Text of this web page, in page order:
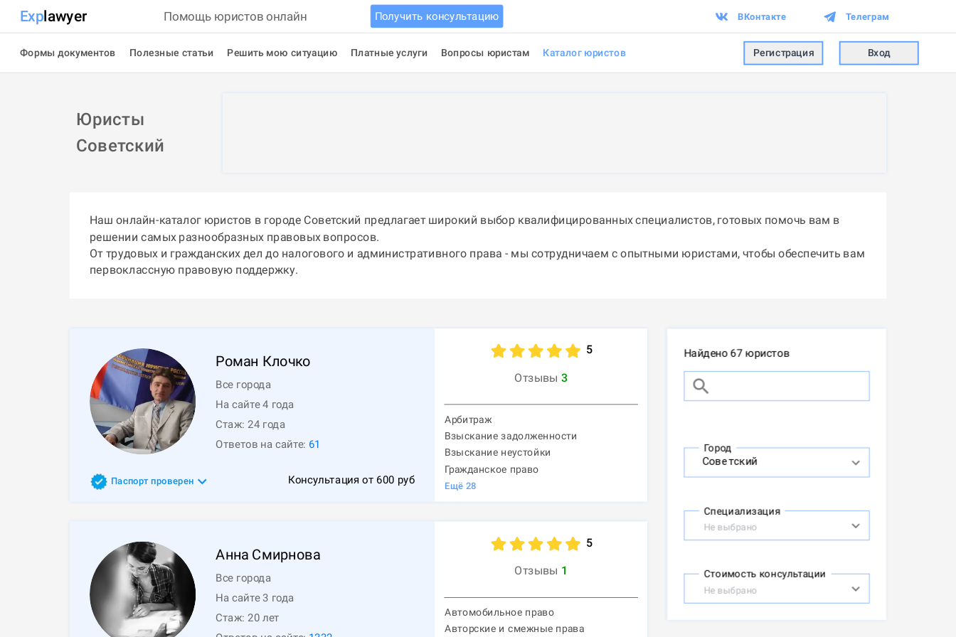
Explawyer Помощь юристов онлайн Получить консультацию ВКонтакте Телеграм
Формы документов Полезные статьи Решить мою ситуацию Платные услуги Вопросы юристам Каталог юристов Регистрация Вход
Юристы
Советский
Наш онлайн-каталог юристов в городе Советский предлагает широкий выбор квалифицированных специалистов, готовых помочь вам в
решении самых разнообразных правовых вопросов.
От трудовых и гражданских дел до налогового и административного права - мы сотрудничаем с опытными юристами, чтобы обеспечить вам
первоклассную правовую поддержку.
Роман Клочко
Все города
На сайте 4 года
Стаж: 24 года
Ответов на сайте: 61
Паспорт проверен Консультация от 600 руб
5
Отзывы 3
Арбитраж
Взыскание задолженности
Взыскание неустойки
Гражданское право
Ещё 28
Анна Смирнова
Все города
На сайте 3 года
Стаж: 20 лет
5
Отзывы 1
Автомобильное право
Авторские и смежные права
Найдено 67 юристов
Город
Специализация
Не выбрано
Стоимость консультации
Не выбрано